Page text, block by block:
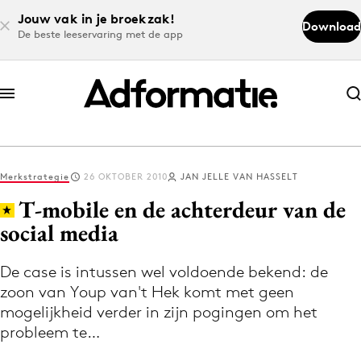
Jouw vak in je broekzak!
De beste leeservaring met de app
Download
Abonneer nu
Abonneer nu
Log in
Volg het laatste nieuws via de Adformatie
Nieuws app
Merkstrategie 26 OKTOBER 2010 JAN JELLE VAN HASSELT
T-mobile en de achterdeur van de
social media
De case is intussen wel voldoende bekend: de
zoon van Youp van't Hek komt met geen
mogelijkheid verder in zijn pogingen om het
probleem te…